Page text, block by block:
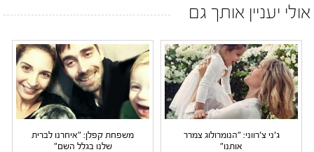
אולי יעניין אותך גם
ג'ני צ'רווני: "הנומרולוג צמרר
אותנו"
משפחת קפלן: "איחרנו לברית
שלנו בגלל השם"